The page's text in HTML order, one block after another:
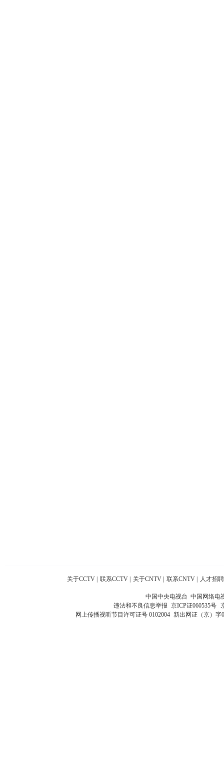
关于CCTV 联系CCTV 关于CNTV 联系CNTV 人才招聘
中国中央电视台 中国网络电
违法和不良信息举报 京ICP证060535号
网上传播视听节目许可证号 0102004 新出网证（京）